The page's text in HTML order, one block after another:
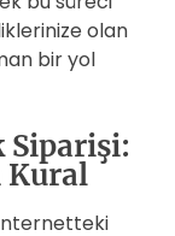
olan
bir yol
Siparişi:
Kural